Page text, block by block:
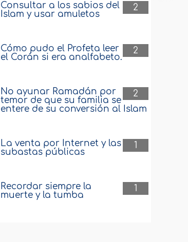
2
Consultar a los sabios del
Islam y usar amuletos
2
Cómo pudo el Profeta leer
el Corán si era analfabeto.
2
No ayunar Ramadán por
temor de que su familia se
entere de su conversión al Islam
1
La venta por Internet y las
subastas públicas
1
Recordar siempre la
muerte y la tumba